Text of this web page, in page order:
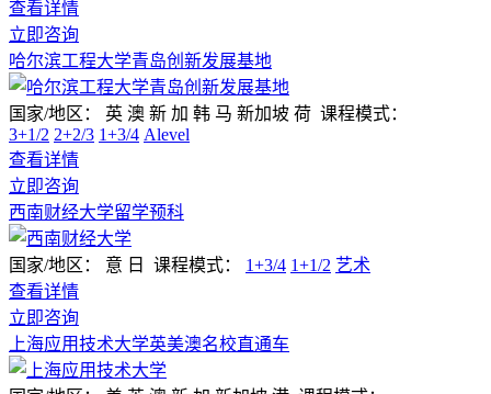
查看详情
立即咨询
哈尔滨工程大学青岛创新发展基地
国家/地区： 英 澳 新 加 韩 马 新加坡 荷 课程模式：
3+1/2 2+2/3 1+3/4 Alevel
查看详情
立即咨询
西南财经大学留学预科
国家/地区： 意 日 课程模式： 1+3/4 1+1/2 艺术
查看详情
立即咨询
上海应用技术大学英美澳名校直通车